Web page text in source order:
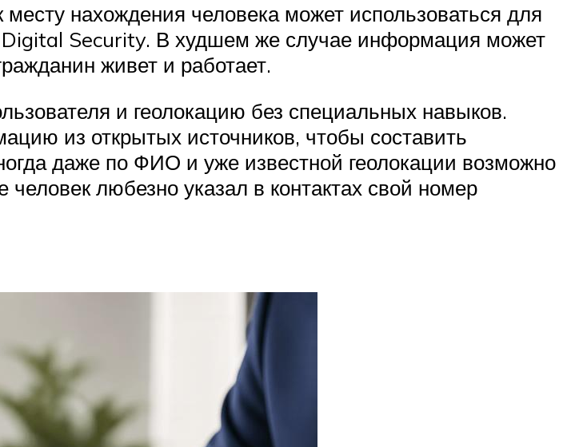
нахождения человека может использоваться для
Digital Security. В худшем же случае информация может
живет и работает.
и геолокацию без специальных навыков.
из открытых источников, чтобы составить
даже по ФИО и уже известной геолокации возможно
человек любезно указал в контактах свой номер